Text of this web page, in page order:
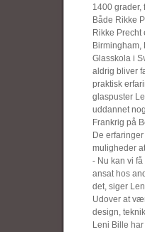
1400 grader,
Både Rikke
Rikke
Birmingham,
Glasskola i
aldrig bliver
praktisk
glaspuster
uddannet
Frankrig på
De
muligheder
- Nu kan vi
ansat hos
det, siger
Udover at
design,
Leni Bille